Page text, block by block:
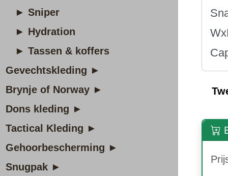
► Sniper
► Hydration
► Tassen & koffers
Gevechtskleding ►
Brynje of Norway ►
Dons kleding ►
Tactical Kleding ►
Gehoorbescherming ►
Snugpak ►